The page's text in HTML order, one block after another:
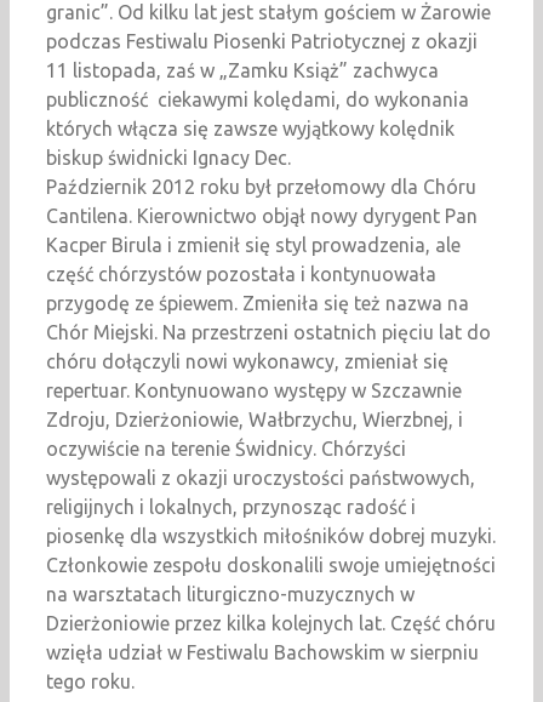
granic”. Od kilku lat jest stałym gościem w Żarowie
podczas Festiwalu Piosenki Patriotycznej z okazji
11 listopada, zaś w „Zamku Książ” zachwyca
publiczność ciekawymi kolędami, do wykonania
których włącza się zawsze wyjątkowy kolędnik
biskup świdnicki Ignacy Dec.
Październik 2012 roku był przełomowy dla Chóru
Cantilena. Kierownictwo objął nowy dyrygent Pan
Kacper Birula i zmienił się styl prowadzenia, ale
część chórzystów pozostała i kontynuowała
przygodę ze śpiewem. Zmieniła się też nazwa na
Chór Miejski. Na przestrzeni ostatnich pięciu lat do
chóru dołączyli nowi wykonawcy, zmieniał się
repertuar. Kontynuowano występy w Szczawnie
Zdroju, Dzierżoniowie, Wałbrzychu, Wierzbnej, i
oczywiście na terenie Świdnicy. Chórzyści
występowali z okazji uroczystości państwowych,
religijnych i lokalnych, przynosząc radość i
piosenkę dla wszystkich miłośników dobrej muzyki.
Członkowie zespołu doskonalili swoje umiejętności
na warsztatach liturgiczno-muzycznych w
Dzierżoniowie przez kilka kolejnych lat. Część chóru
wzięła udział w Festiwalu Bachowskim w sierpniu
tego roku.